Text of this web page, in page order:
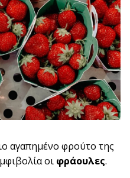
αγαπημένο φρούτο της
οι φράουλες.